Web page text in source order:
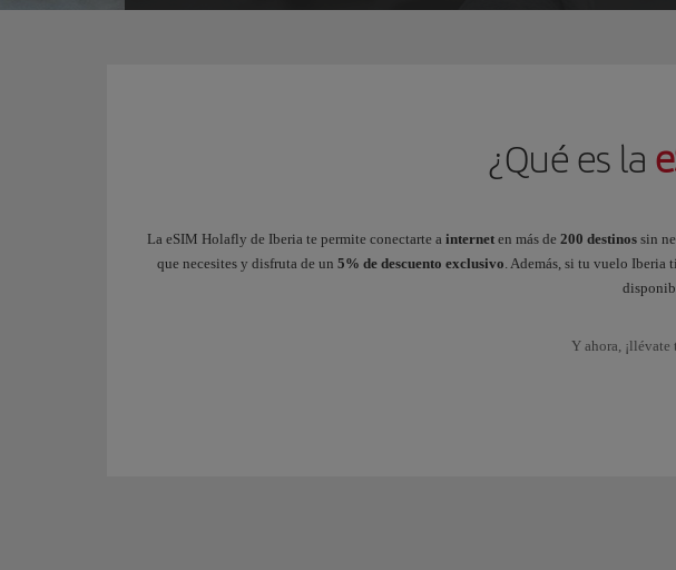
¿Qué es la
La eSIM Holafly de Iberia te permite conectarte a internet en más de 200 destinos sin
que necesites y disfruta de un 5% de descuento exclusivo. Además, si tu vuelo Iberia
Y ahora,